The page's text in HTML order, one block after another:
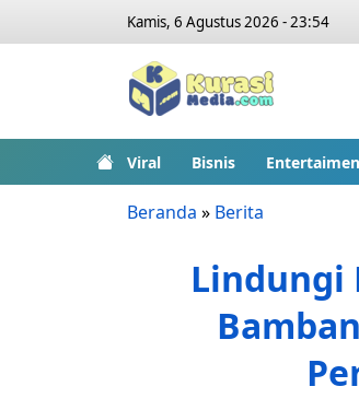
Kamis, 6 Agustus 2026 - 23:54
Viral Bisnis
Beranda » Berita
Lindungi